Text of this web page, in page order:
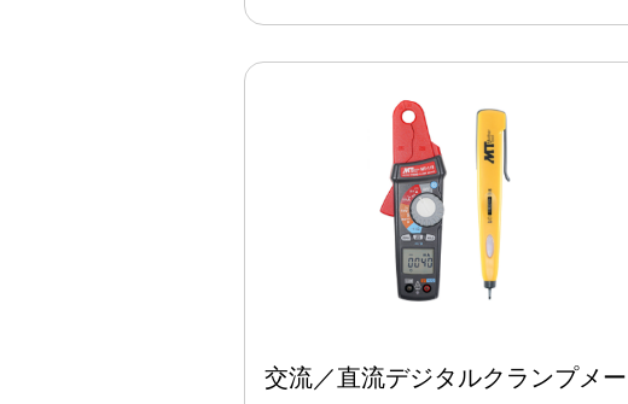
交流／直流デジタルクランプメー